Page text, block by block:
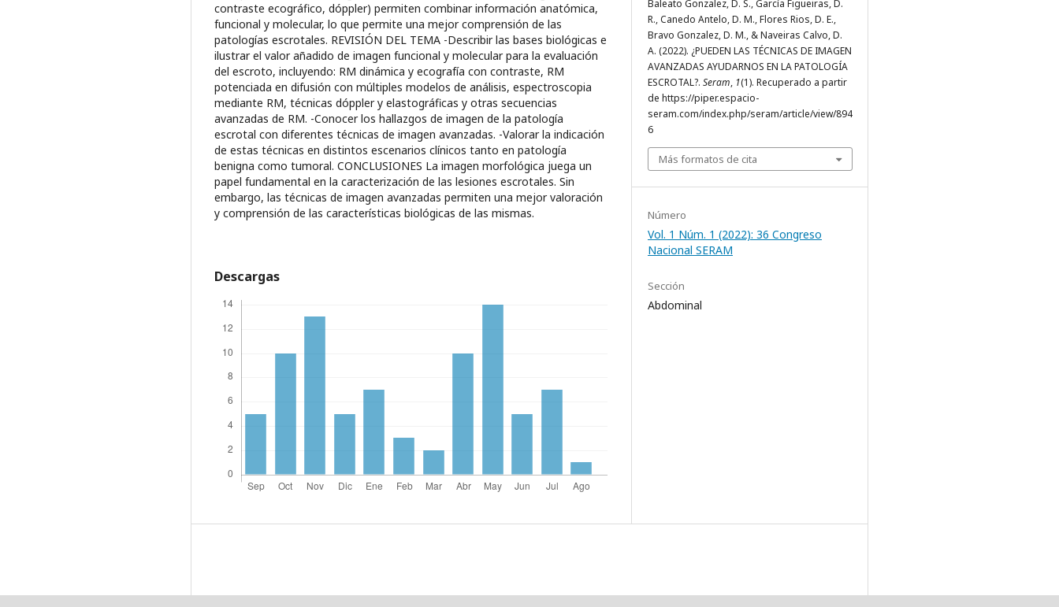
contraste ecográfico, dóppler) permiten combinar información anatómica,
funcional y molecular, lo que permite una mejor comprensión de las
patologías escrotales. REVISIÓN DEL TEMA -Describir las bases biológicas e
ilustrar el valor añadido de imagen funcional y molecular para la evaluación
del escroto, incluyendo: RM dinámica y ecografía con contraste, RM
potenciada en difusión con múltiples modelos de análisis, espectroscopia
mediante RM, técnicas dóppler y elastográficas y otras secuencias
avanzadas de RM. -Conocer los hallazgos de imagen de la patología
escrotal con diferentes técnicas de imagen avanzadas. -Valorar la indicación
de estas técnicas en distintos escenarios clínicos tanto en patología
benigna como tumoral. CONCLUSIONES La imagen morfológica juega un
papel fundamental en la caracterización de las lesiones escrotales. Sin
embargo, las técnicas de imagen avanzadas permiten una mejor valoración
y comprensión de las características biológicas de las mismas.
Descargas
Baleato Gonzalez, D. S., García Figueiras, D.
R., Canedo Antelo, D. M., Flores Rios, D. E.,
Bravo Gonzalez, D. M., & Naveiras Calvo, D.
A. (2022). ¿PUEDEN LAS TÉCNICAS DE IMAGEN
AVANZADAS AYUDARNOS EN LA PATOLOGÍA
ESCROTAL?. Seram, 1(1). Recuperado a partir
de https://piper.espacio-
seram.com/index.php/seram/article/view/894
6
Más formatos de cita
Número
Vol. 1 Núm. 1 (2022): 36 Congreso
Nacional SERAM
Sección
Abdominal